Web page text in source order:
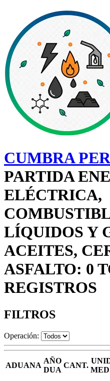
CUMBRA
PARTIDA
ELÉCTRICA,
LÍQUIDOS Y
ACEITES,
ASFALTO: 0
REGISTROS
FILTROS
Operación:
ADUANA
AÑO
DUA
CANT.